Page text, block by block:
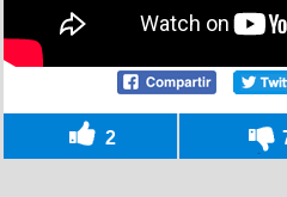
2